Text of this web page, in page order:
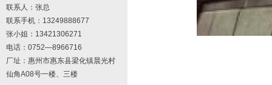
联系人：张总
联系手机：13249888677
张小姐：13421306271
电话：0752—8966716
厂址：惠州市惠东县梁化镇晨光村
仙角A08号一楼、三楼